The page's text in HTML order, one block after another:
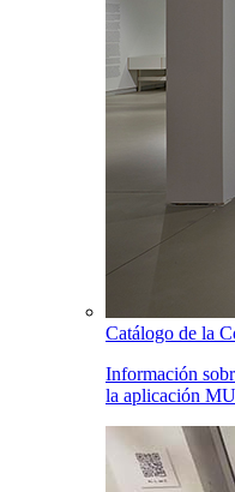
Catálogo de la
Información
la aplicación